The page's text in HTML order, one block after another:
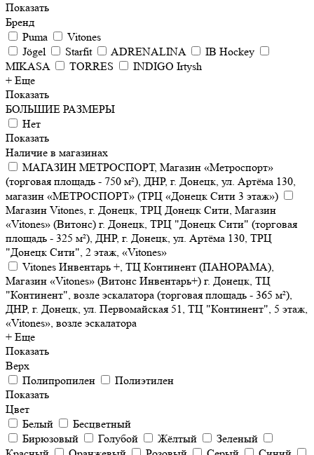
Показать
Бренд
Puma
Vitones
Jögel
Starfit ADRENALINA
IB Hockey
MIKASA
TORRES
INDIGO Irtysh
+ Еще
Показать
БОЛЬШИЕ РАЗМЕРЫ
Нет
Показать
Наличие в магазинах
МАГАЗИН МЕТРОСПОРТ, Магазин «Метроспорт»
(торговая площадь - 750 м²), ДНР, г. Донецк, ул. Артёма 130,
магазин «МЕТРОСПОРТ» (ТРЦ «Донецк Сити 3 этаж»)
Магазин Vitones, г. Донецк, ТРЦ Донецк Сити, Магазин
«Vitones» (Витонс) г. Донецк, ТРЦ "Донецк Сити" (торговая
площадь - 325 м²), ДНР, г. Донецк, ул. Артёма 130, ТРЦ
"Донецк Сити", 2 этаж, «Vitones»
Vitones Инвентарь +, ТЦ Континент (ПАНОРАМА),
Магазин «Vitones» (Витонс Инвентарь+) г. Донецк, ТЦ
"Континент", возле эскалатора (торговая площадь - 365 м²),
ДНР, г. Донецк, ул. Первомайская 51, ТЦ "Континент", 5 этаж,
«Vitones», возле эскалатора
+ Еще
Показать
Верх
Полипропилен
Полиэтилен
Показать
Цвет
Белый
Бесцветный
Бирюзовый
Голубой Жёлтый
Зеленый